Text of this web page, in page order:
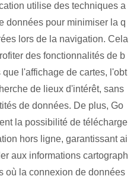
utilise des techniques a
données pour minimiser la q
lors de la navigation. Cela
des fonctionnalités de b
l'affichage de cartes, l'obt
de lieux d'intérêt, sans
de données. De plus, Go
la possibilité de télécharge
hors ligne, garantissant ai
aux informations cartograph
où la connexion de données